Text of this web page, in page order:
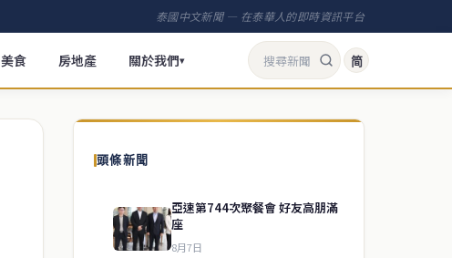
泰國中文新聞 — 在泰華人的即時資訊平台
美食 房地產 關於我們▾ 简
頭條新聞
亞速第744次聚餐會 好友高朋滿
座
8月7日